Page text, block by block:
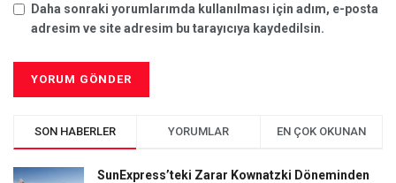
Daha sonraki yorumlarımda kullanılması için adım, e-posta
adresim ve site adresim bu tarayıcıya kaydedilsin.
SON HABERLER YORUMLAR EN ÇOK OKUNAN
SunExpress’teki Zarar Kownatzki Döneminden